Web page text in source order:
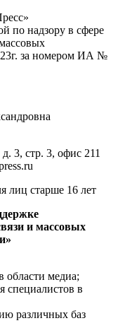
по надзору в сфере
за номером ИА №
3, стр. 3, офис 211
лиц старше 16 лет
и массовых
области медиа;
специалистов в
различных баз